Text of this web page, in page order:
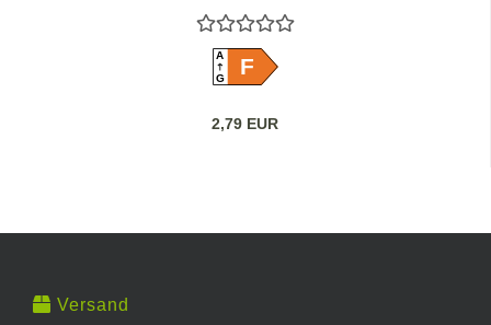
A
GF
2,79 EUR
Versand